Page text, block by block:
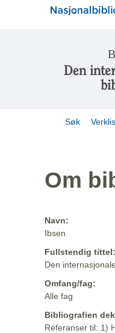
Den
Søk
Om
Navn:
Ibsen
Fullstendig tittel:
Den
Omfang/fag:
Alle fag
Bibliografien
Referanser til: 1)